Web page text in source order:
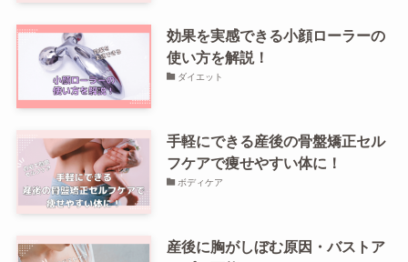
効果を実感できる小顔ローラーの
使い方を解説！
ダイエット
手軽にできる産後の骨盤矯正セル
フケアで痩せやすい体に！
ボディケア
産後に胸がしぼむ原因・バストア